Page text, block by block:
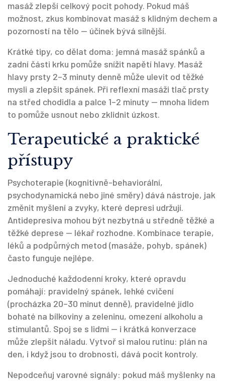
masáž zlepší celkový pocit pohody. Pokud máš
možnost, zkus kombinovat masáž s klidným dechem a
pozorností na tělo — účinek bývá silnější.
Krátké tipy, co dělat doma: jemná masáž spánků a
zadní části krku pomůže snížit napětí hlavy. Masáž
hlavy prsty 2–3 minuty denně může ulevit od těžké
mysli a zlepšit spánek. Při reflexní masáži tlač prsty
na střed chodidla a palce 1–2 minuty — mnoha lidem
to pomůže usnout nebo zklidnit úzkost.
Terapeutické a praktické
přístupy
Psychoterapie (kognitivně-behaviorální,
psychodynamická nebo jiné směry) dává nástroje, jak
změnit myšlení a zvyky, které depresi udržují.
Antidepresiva mohou být nezbytná u středně těžké a
těžké deprese — lékař rozhodne. Kombinace terapie,
léků a podpůrných metod (masáže, pohyb, spánek)
často funguje nejlépe.
Jednoduché každodenní kroky, které opravdu
pomáhají: pravidelný spánek, lehké cvičení
(procházka 20–30 minut denně), pravidelné jídlo
bohaté na bílkoviny a zeleninu, omezení alkoholu a
stimulantů. Spoj se s lidmi — i krátká konverzace
může zlepšit náladu. Vytvoř si malou rutinu: plán na
den, i když jsou to drobnosti, dává pocit kontroly.
Nepodceňuj varovné signály: pokud máš myšlenky na